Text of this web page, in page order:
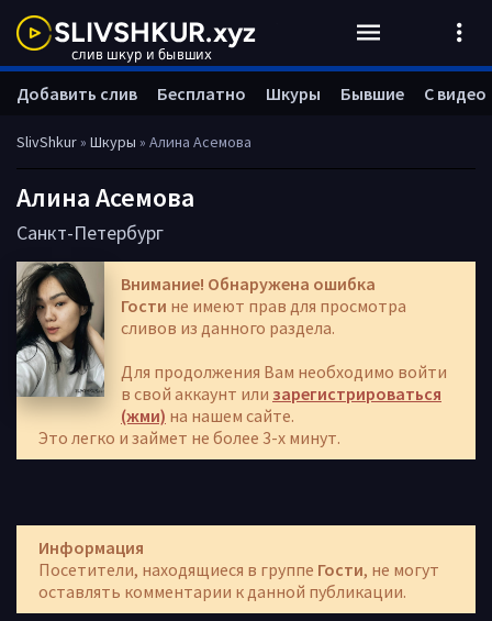
SlivShkur» Шкуры » Алина Асемова
Алина Асемова
Санкт-Петербург
Внимание! Обнаружена ошибка
Гости не имеют прав для просмотра
сливов из данного раздела.
Для продолжения Вам необходимо войти
в свой аккаунт или зарегистрироваться
(жми) на нашем сайте.
Это легко и займет не более 3-х минут.
Информация
Посетители, находящиеся в группе Гости, не могут
оставлять комментарии к данной публикации.
Добавить слив Бесплатно Шкуры Бывшие С видео